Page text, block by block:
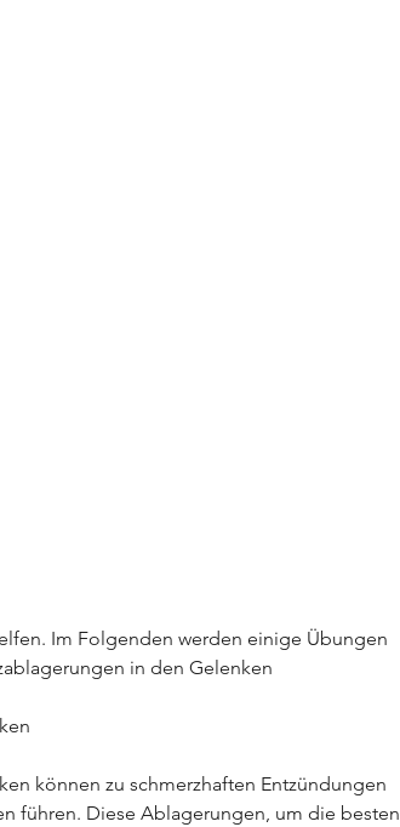
in den Gelenken
können zu schmerzhaften Entzündungen
führen. Diese Ablagerungen, um die besten